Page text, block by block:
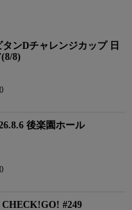
ンDチャレンジカップ 日
8)
後楽園ホール
#249